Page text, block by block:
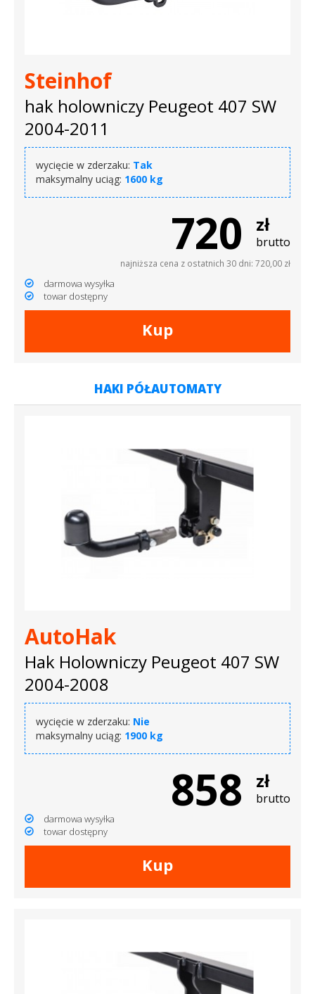
SPORTOWE
Turystyka
Przyczepy
samochodowe
Kontakt
Steinhof
hak holowniczy Peugeot 407 SW
2004-2011
wycięcie w zderzaku: Tak
maksymalny uciąg: 1600 kg
720 zł
brutto
najniższa cena z ostatnich 30 dni: 720,00 zł
darmowa wysyłka
towar dostępny
Kup
HAKI PÓŁAUTOMATY
AutoHak
Hak Holowniczy Peugeot 407 SW
2004-2008
wycięcie w zderzaku: Nie
maksymalny uciąg: 1900 kg
858 zł
brutto
darmowa wysyłka
towar dostępny
Kup